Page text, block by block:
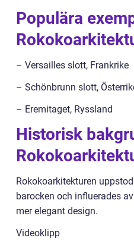
Populära
– Versailles slott, Frankrike
– Schönbrunn slott,
– Eremitaget, Ryssland
Historisk
Rokokoarkitekturen
barocken och influerades
mer elegant design.
Videoklipp